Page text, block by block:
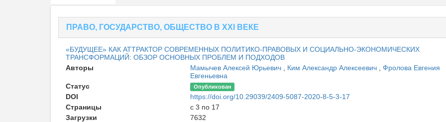
ПРАВО, ГОСУДАРСТВО, ОБЩЕСТВО В XXI ВЕКЕ
«БУДУЩЕЕ» КАК АТТРАКТОР СОВРЕМЕННЫХ ПОЛИТИКО-ПРАВОВЫХ И СОЦИАЛЬНО-ЭКОНОМИЧЕСКИХ
ТРАНСФОРМАЦИЙ: ОБЗОР ОСНОВНЫХ ПРОБЛЕМ И ПОДХОДОВ
Авторы
Мамычев Алексей Юрьевич Ким Александр Алексеевич
Фролова Евгения
Евгеньевна
Статус
Опубликован
DOI
https://doi.org/10.29039/2409-5087-2020-8-5-3-17
Страницы
с 3 по 17
Загрузки
7632